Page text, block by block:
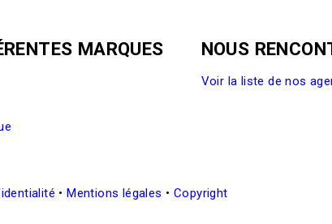
MARQUES NOUS
Voir la liste de nos
•Mentions légales • Copyright